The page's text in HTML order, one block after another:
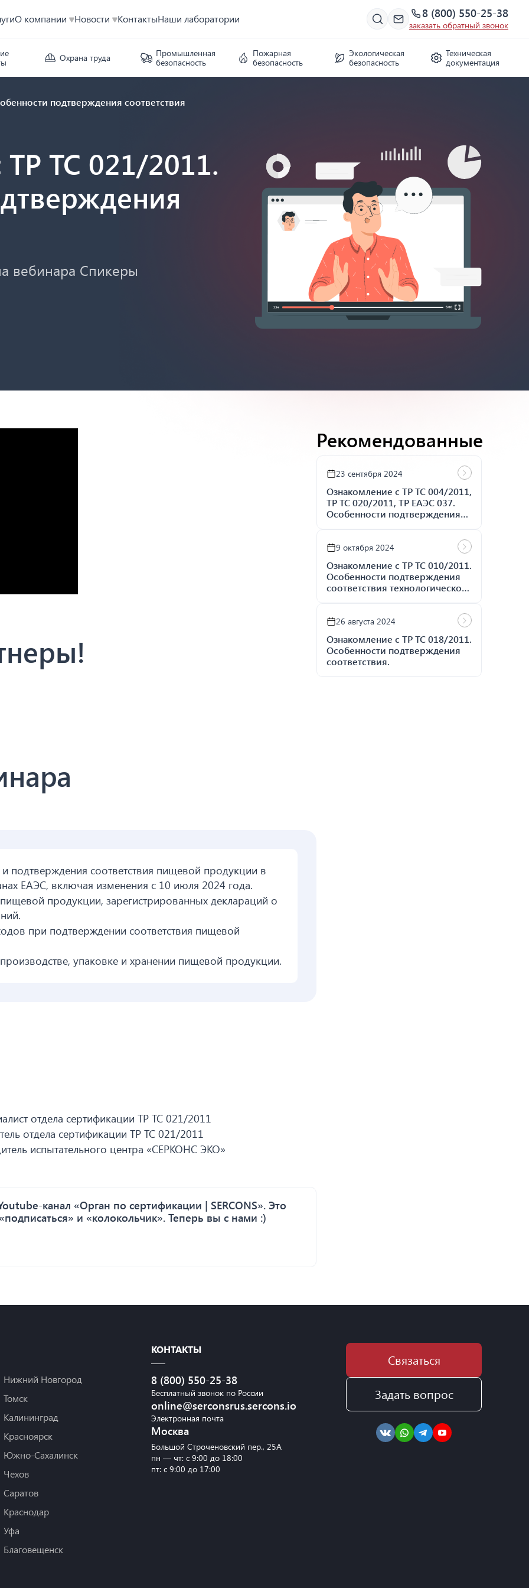
О компании Новости КонтактыНаши лаборатории 8 (800) 550-25-38
заказать обратный звонок
Охрана труда
Промышленная
безопасность
Пожарная
безопасность
Экологическая
безопасность
Техническая
документация
подтверждения соответствия
ТС 021/2011.
вебинара Спикеры
подтверждения соответствия пищевой продукции в
ЕАЭС, включая изменения с 10 июля 2024 года.
продукции, зарегистрированных деклараций о
при подтверждении соответствия пищевой
упаковке и хранении пищевой продукции.
отдела сертификации ТР ТС 021/2011
отдела сертификации ТР ТС 021/2011
испытательного центра «СЕРКОНС ЭКО»
канал «Орган по сертификации | SERCONS». Это
и «колокольчик». Теперь вы с нами :)
Рекомендованные
23 сентября 2024
Ознакомление с ТР ТС 004/2011,
ТР ТС 020/2011, ТР ЕАЭС 037.
Особенности подтверждения
9 октября 2024
Ознакомление с ТР ТС 010/2011.
Особенности подтверждения
соответствия технологического
механизированного и средств
26 августа 2024
Ознакомление с ТР ТС 018/2011.
Особенности подтверждения
соответствия.
Нижний Новгород
Томск
Калининград
Красноярск
Южно-Сахалинск
Чехов
Саратов
Краснодар
Уфа
Благовещенск
КОНТАКТЫ
8 (800) 550-25-38
Бесплатный звонок по России
online@serconsrus.sercons.io
Электронная почта
Москва
Большой Строченовский пер., 25А
пн — чт: с 9:00 до 18:00
пт: с 9:00 до 17:00
Связаться
Задать вопрос